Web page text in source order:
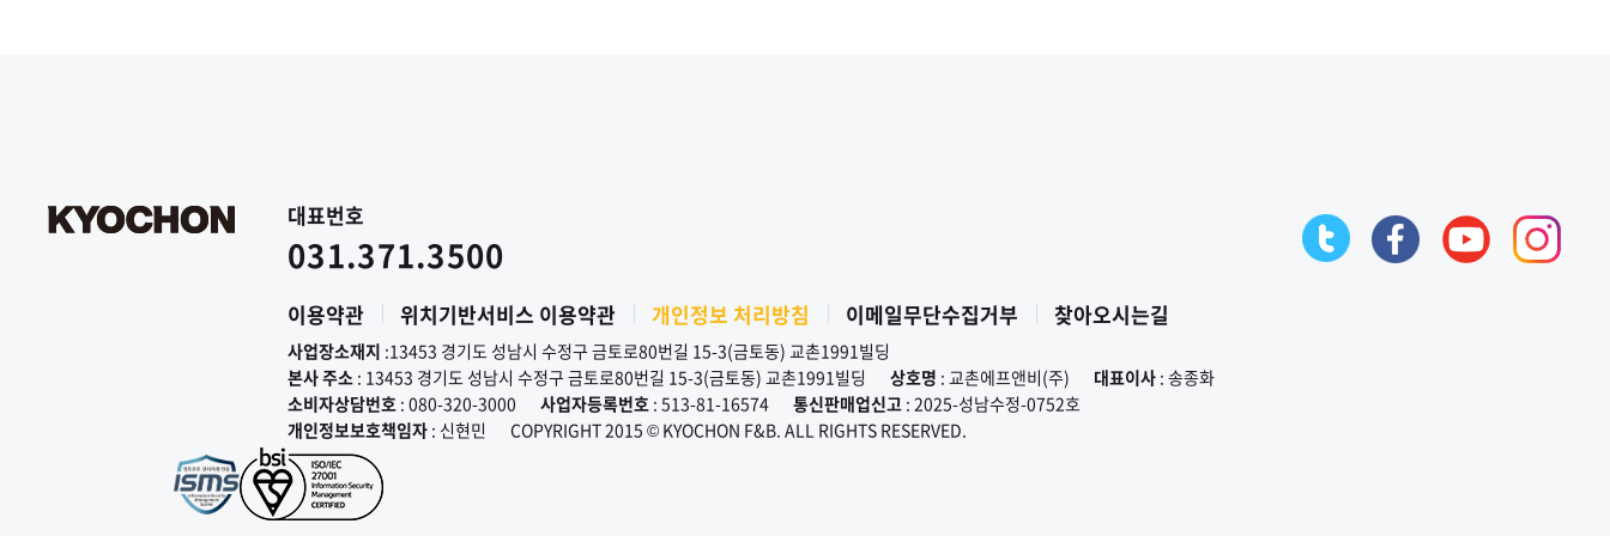
대표번호
031.371.3500
이용약관 위치기반서비스 이용약관 개인정보 처리방침 이메일무단수집거부 찾아오시는길
사업장소재지 :13453 경기도 성남시 수정구 금토로80번길 15-3(금토동) 교촌1991빌딩
본사 주소 : 13453 경기도 성남시 수정구 금토로80번길 15-3(금토동) 교촌1991빌딩 상호명 : 교촌에프앤비(주) 대표이사 : 송종화
소비자상담번호 : 080-320-3000 사업자등록번호 : 513-81-16574 통신판매업신고 : 2025-성남수정-0752호
개인정보보호책임자 : 신현민 COPYRIGHT 2015 © KYOCHON F&B. ALL RIGHTS RESERVED.